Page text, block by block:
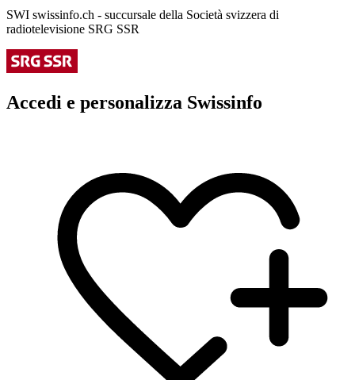
SWI swissinfo.ch - succursale della Società svizzera di
radiotelevisione SRG SSR
Accedi e personalizza Swissinfo